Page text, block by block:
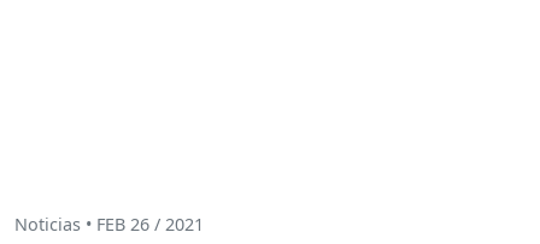
Noticias • FEB 26 / 2021